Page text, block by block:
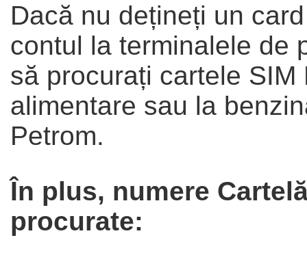
Dacă nu dețineți un
contul la terminalele de
să procurați cartele
alimentare sau la
Petrom.
În plus, numere
procurate: